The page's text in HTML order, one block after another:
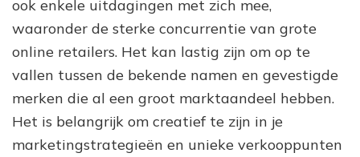
ook enkele uitdagingen met zich mee,
waaronder de sterke concurrentie van grote
online retailers. Het kan lastig zijn om op te
vallen tussen de bekende namen en gevestigde
merken die al een groot marktaandeel hebben.
Het is belangrijk om creatief te zijn in je
marketingstrategieën en unieke verkooppunten